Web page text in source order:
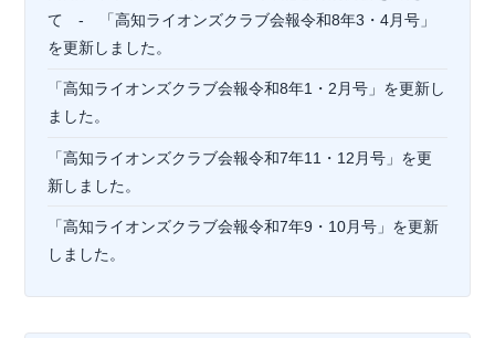
て - 「高知ライオンズクラブ会報令和8年3・4月号」
を更新しました。
「高知ライオンズクラブ会報令和8年1・2月号」を更新し
ました。
「高知ライオンズクラブ会報令和7年11・12月号」を更
新しました。
「高知ライオンズクラブ会報令和7年9・10月号」を更新
しました。